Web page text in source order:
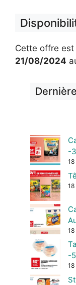
Cette offre
21/08/2024
-
-